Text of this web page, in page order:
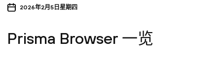
2026年2月5日星期四
Prisma Browser 一览